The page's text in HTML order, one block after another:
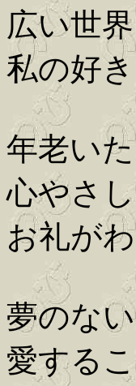
広い世
私の好
年老い
心やさ
お礼が
夢のな
愛する